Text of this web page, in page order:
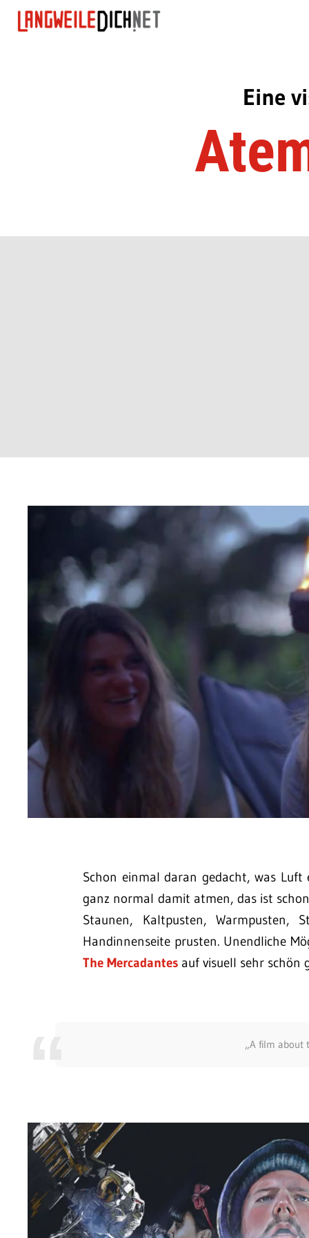
Eine
Schon einmal daran gedacht, was
ganz normal damit atmen, das ist
Staunen, Kaltpusten, Warmpusten,
Handinnenseite prusten. Unendliche
The Mercadantes auf visuell sehr schön
„A film about